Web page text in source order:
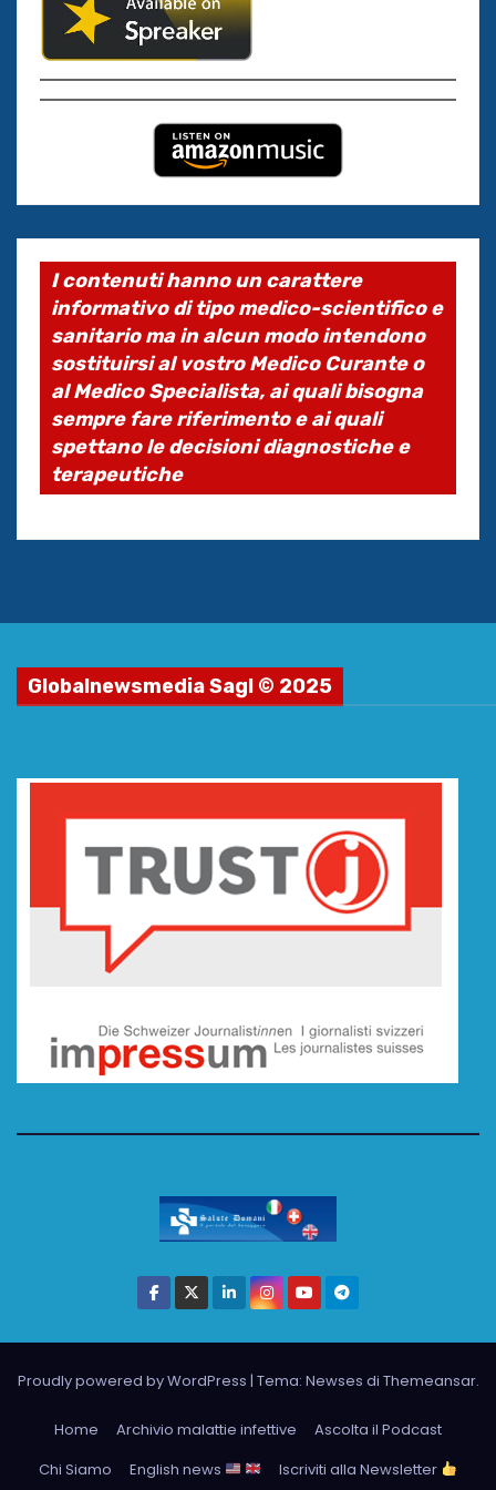
I contenuti hanno un carattere
informativo di tipo medico-scientifico e
sanitario ma in alcun modo intendono
sostituirsi al vostro Medico Curante o
al Medico Specialista, ai quali bisogna
sempre fare riferimento e ai quali
spettano le decisioni diagnostiche e
terapeutiche
Globalnewsmedia Sagl © 2025
Proudly powered by WordPress | Tema: Newses di Themeansar.
Home Archivio malattie infettive
Ascolta il Podcast
Chi Siamo
English news
Iscriviti alla Newsletter